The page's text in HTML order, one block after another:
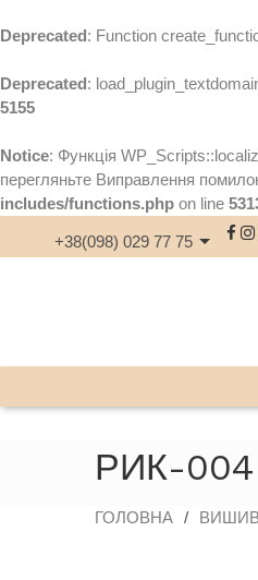
Deprecated: Function
Deprecated:
5155
Notice: Функція
перегляньте Виправлення
includes/functions.php on line
+38(098) 029 77 75
РИК-004
ГОЛОВНА /